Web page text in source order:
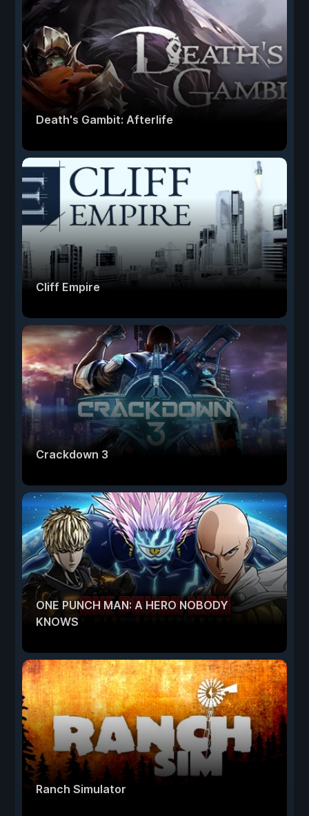
Death's Gambit: Afterlife
Cliff Empire
Crackdown 3
ONE PUNCH MAN: A HERO NOBODY
KNOWS
Ranch Simulator